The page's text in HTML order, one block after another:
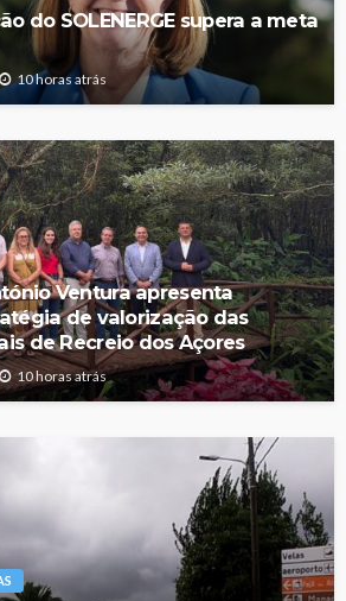
do SOLENERGE supera a meta
10 horas atrás
Ventura apresenta
de valorização das
de Recreio dos Açores
10 horas atrás